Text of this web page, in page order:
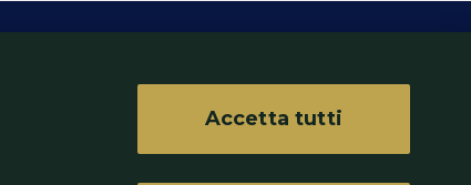
Accetta tutti